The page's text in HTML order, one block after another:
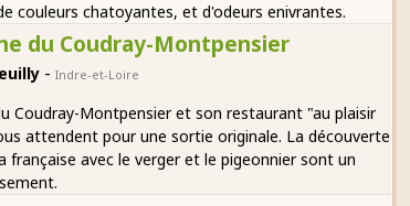
couleurs chatoyantes, et d'odeurs enivrantes.
du Coudray-Montpensier
- Indre-et-Loire
Coudray-Montpensier et son restaurant "au plaisir
attendent pour une sortie originale. La découverte
française avec le verger et le pigeonnier sont un